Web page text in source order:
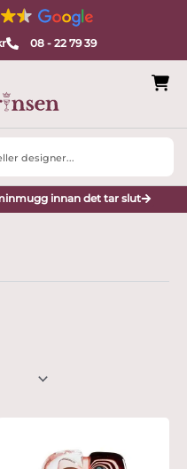
08 - 22 79 39
innan det tar slut